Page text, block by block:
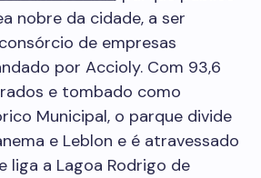
nobre da cidade, a ser
de empresas
por Accioly. Com 93,6
e tombado como
Municipal, o parque divide
e Leblon e é atravessado
liga a Lagoa Rodrigo de